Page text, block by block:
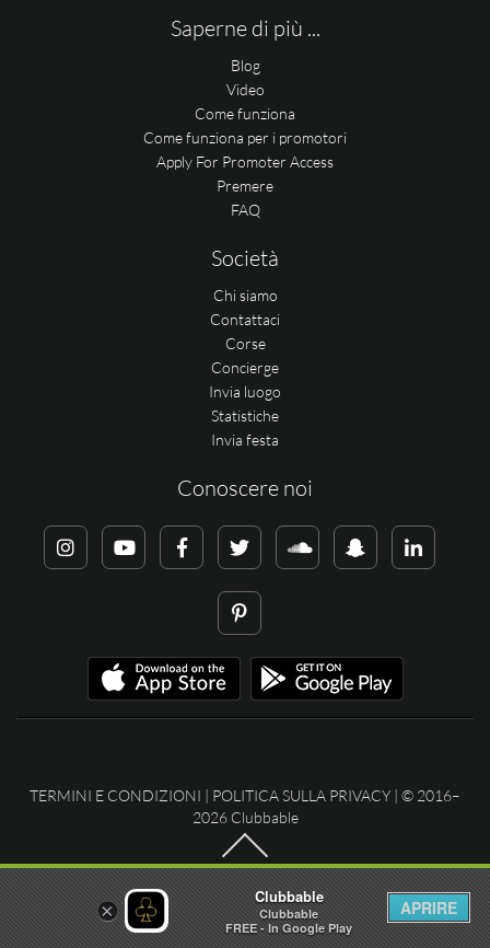
Saperne di più ...
Blog
Video
Come funziona
Come funziona per i promotori
Apply For Promoter Access
Premere
FAQ
Società
Chi siamo
Contattaci
Corse
Concierge
Invia luogo
Statistiche
Invia festa
Conoscere noi
TERMINI E CONDIZIONI | POLITICA SULLA PRIVACY | © 2016–
2026 Clubbable
×
Clubbable
Clubbable
FREE - In Google Play
APRIRE